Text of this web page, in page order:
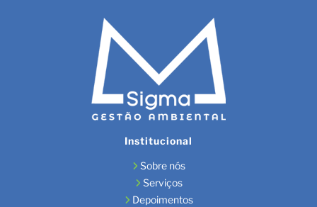
Institucional
Sobre nós
Serviços
Depoimentos